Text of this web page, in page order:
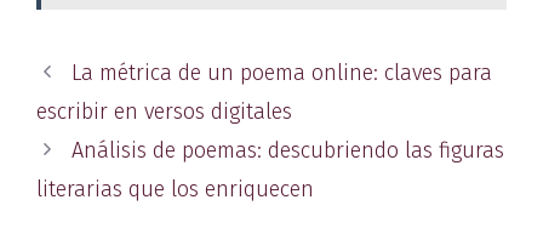
La métrica de un poema online: claves para
escribir en versos digitales
Análisis de poemas: descubriendo las figuras
literarias que los enriquecen